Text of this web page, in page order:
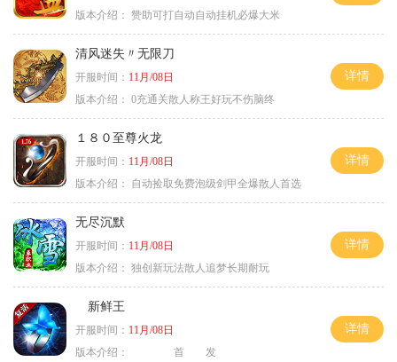
版本介绍： 赞助可打自动自动挂机必爆大米
清风迷失〃无限刀
开服时间： 11月/08日
版本介绍： 0充通关散人称王好玩不伤脑终
详情
１８０至尊火龙
开服时间： 11月/08日
版本介绍：
自动捡取免费泡级剑甲全爆散人首选
详情
无尽沉默
开服时间： 11月/08日
版本介绍： 独创新玩法散人追梦长期耐玩
详情
新鲜王
开服时间： 11月/08日
版本介绍：
首 发
详情